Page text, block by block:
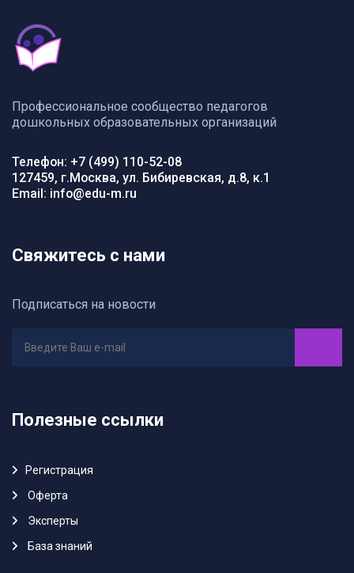
Профессиональное сообщество педагогов
дошкольных образовательных организаций
Телефон: +7 (499) 110-52-08
127459, г.Москва, ул. Бибиревская, д.8, к.1
Email: info@edu-m.ru
Свяжитесь с нами
Подписаться на новости
Полезные ссылки
Регистрация
Oферта
Эксперты
База знаний